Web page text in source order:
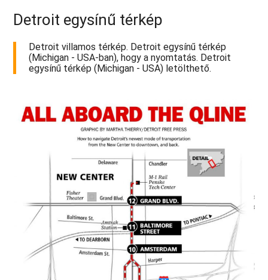
Detroit egysínű térkép
Detroit villamos térkép. Detroit egysínű térkép
(Michigan - USA-ban), hogy a nyomtatás. Detroit
egysínű térkép (Michigan - USA) letölthető.